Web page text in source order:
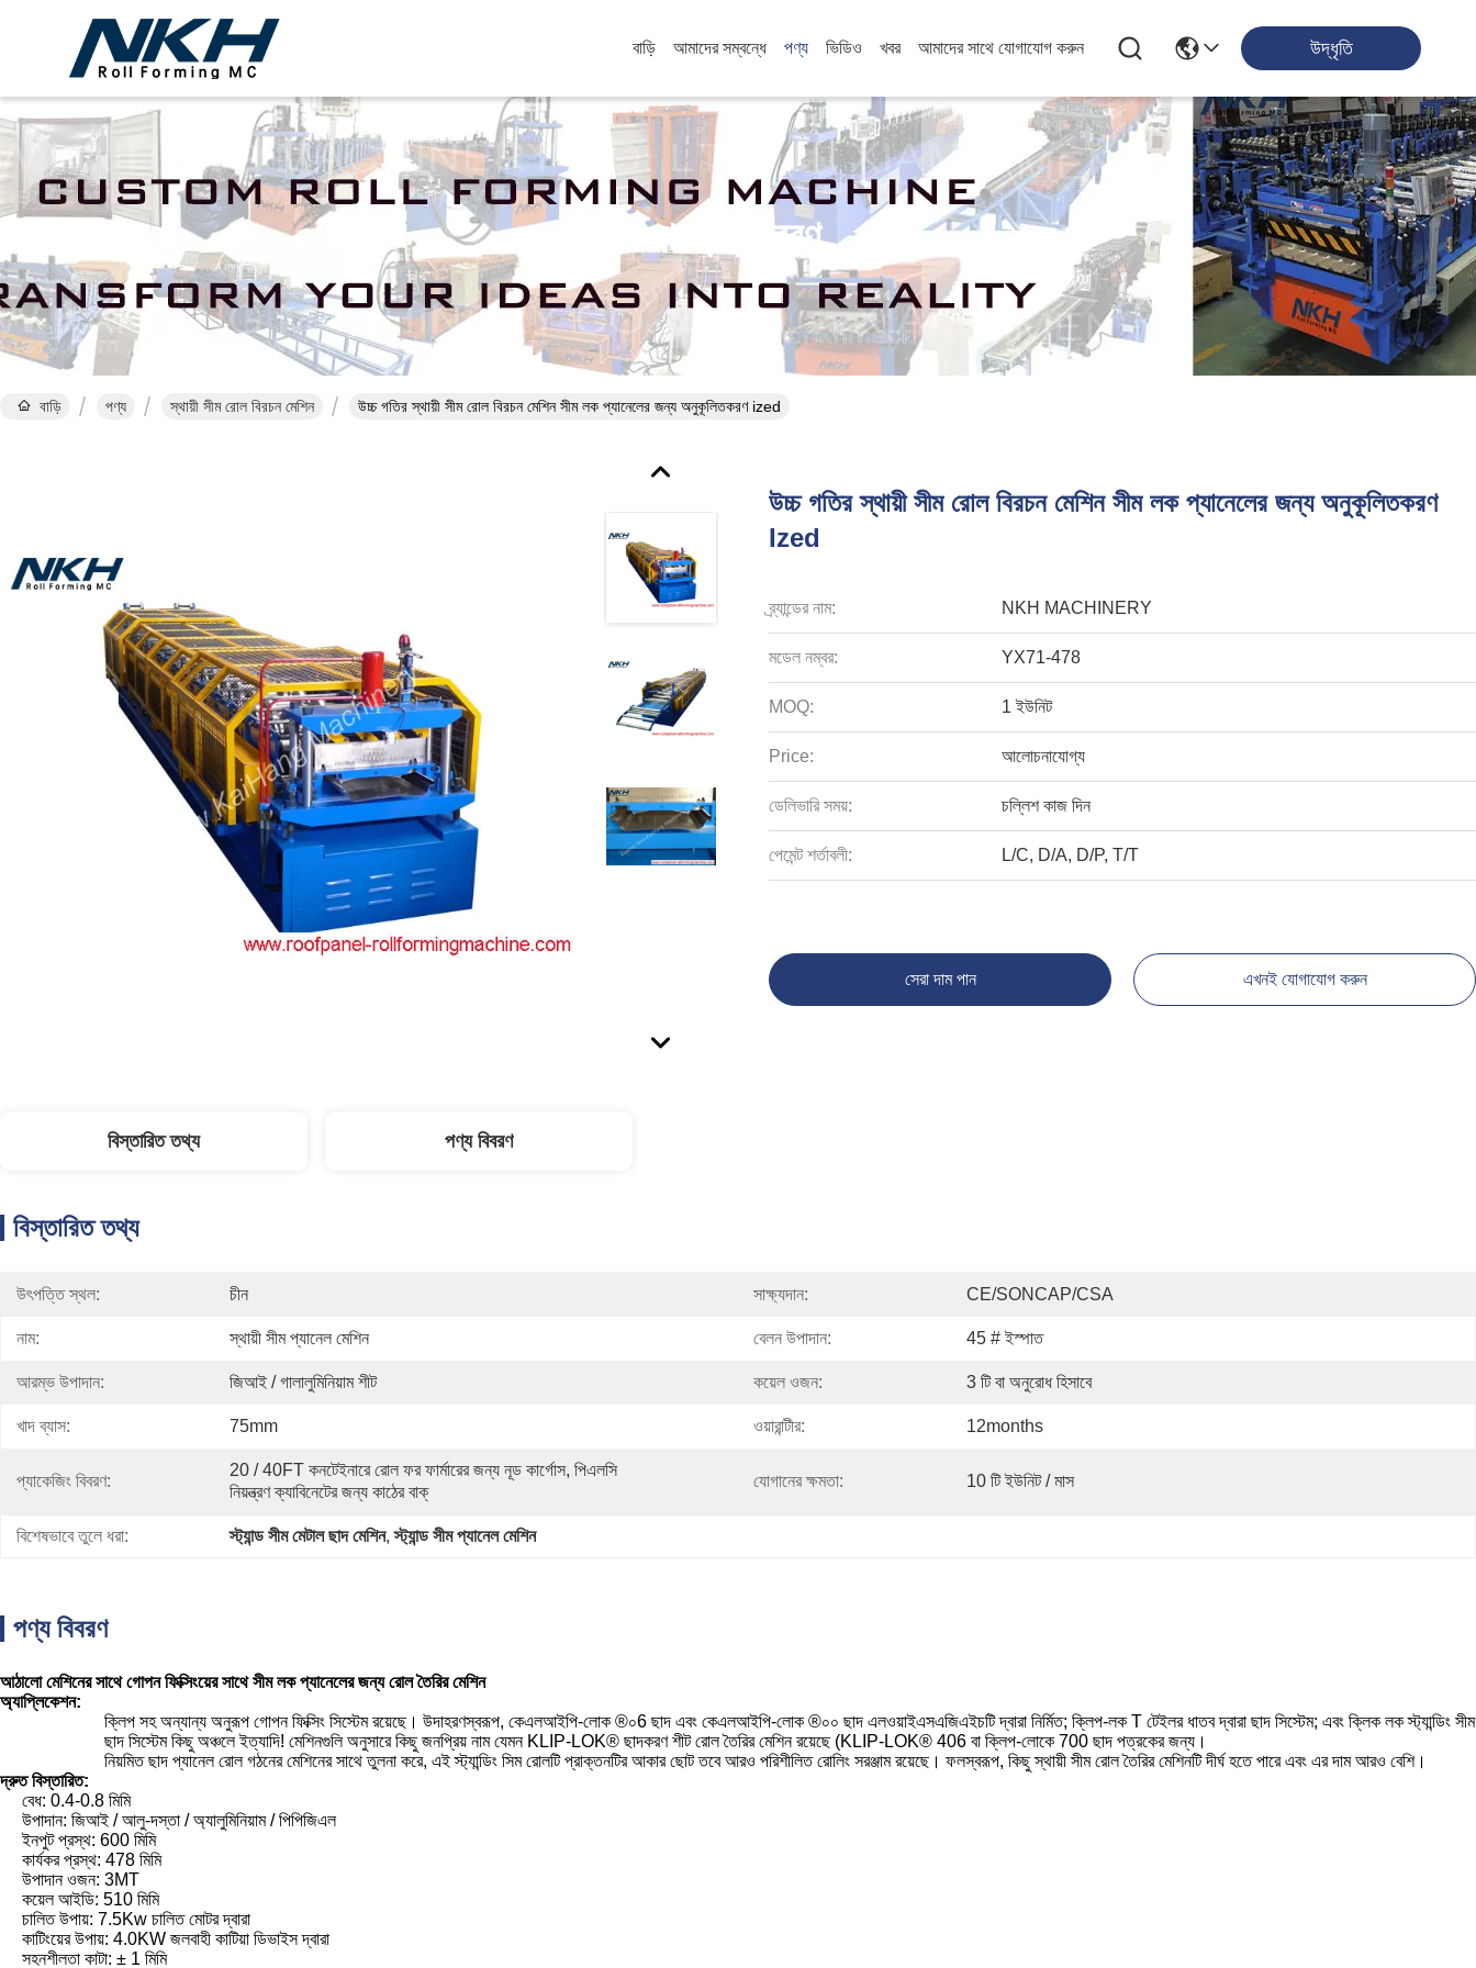
বাড়ি আমাদের সম্বন্ধে পণ্য ভিডিও খবর আমাদের সাথে যোগাযোগ করুন উদ্ধৃতি
পণ্যের বিবরণ
বাড়ি পণ্য স্থায়ী সীম রোল বিরচন মেশিন উচ্চ গতির স্থায়ী সীম রোল বিরচন মেশিন সীম লক প্যানেলের জন্য অনুকূলিতকরণ ized
উচ্চ গতির স্থায়ী সীম রোল বিরচন মেশিন সীম লক প্যানেলের জন্য অনুকূলিতকরণ
Ized
ব্র্যান্ডের নাম: NKH MACHINERY
মডেল নম্বর: YX71-478
MOQ: 1 ইউনিট
Price: আলোচনাযোগ্য
ডেলিভারি সময়: চল্লিশ কাজ দিন
পেমেন্ট শর্তাবলী: L/C, D/A, D/P, T/T
সেরা দাম পান এখনই যোগাযোগ করুন
বিস্তারিত তথ্য পণ্য বিবরণ
বিস্তারিত তথ্য
উৎপত্তি স্থল: চীন সাক্ষ্যদান: CE/SONCAP/CSA
নাম: স্থায়ী সীম প্যানেল মেশিন বেলন উপাদান: 45 # ইস্পাত
আরম্ভ উপাদান: জিআই / গালালুমিনিয়াম শীট কয়েল ওজন: 3 টি বা অনুরোধ হিসাবে
খাদ ব্যাস: 75mm ওয়ারান্টীর: 12months
প্যাকেজিং বিবরণ:
20 / 40FT কনটেইনারে রোল ফর ফার্মারের জন্য নূড কার্গোস, পিএলসি
নিয়ন্ত্রণ ক্যাবিনেটের জন্য কাঠের বাক্
যোগানের ক্ষমতা: 10 টি ইউনিট / মাস
বিশেষভাবে তুলে ধরা: স্ট্যান্ড সীম মেটাল ছাদ মেশিন, স্ট্যান্ড সীম প্যানেল মেশিন
পণ্য বিবরণ
আঠালো মেশিনের সাথে গোপন ফিক্সিংয়ের সাথে সীম লক প্যানেলের জন্য রোল তৈরির মেশিন
অ্যাপ্লিকেশন:
ক্লিপ সহ অন্যান্য অনুরূপ গোপন ফিক্সিং সিস্টেম রয়েছে। উদাহরণস্বরূপ, কেএলআইপি-লোক ®০6 ছাদ এবং কেএলআইপি-লোক ®০০ ছাদ এলওয়াইএসএজিএইচটি দ্বারা নির্মিত; ক্লিপ-লক T টেইলর ধাতব দ্বারা ছাদ সিস্টেম; এবং ক্লিক লক স্ট্যান্ডিং সীম
ছাদ সিস্টেম কিছু অঞ্চলে ইত্যাদি! মেশিনগুলি অনুসারে কিছু জনপ্রিয় নাম যেমন KLIP-LOK® ছাদকরণ শীট রোল তৈরির মেশিন রয়েছে (KLIP-LOK® 406 বা ক্লিপ-লোকে 700 ছাদ পত্রকের জন্য।
নিয়মিত ছাদ প্যানেল রোল গঠনের মেশিনের সাথে তুলনা করে, এই স্ট্যান্ডিং সিম রোলটি প্রাক্তনটির আকার ছোট তবে আরও পরিশীলিত রোলিং সরঞ্জাম রয়েছে। ফলস্বরূপ, কিছু স্থায়ী সীম রোল তৈরির মেশিনটি দীর্ঘ হতে পারে এবং এর দাম আরও বেশি।
দ্রুত বিস্তারিত:
বেধ: 0.4-0.8 মিমি
উপাদান: জিআই / আলু-দস্তা / অ্যালুমিনিয়াম / পিপিজিএল
ইনপুট প্রস্থ: 600 মিমি
কার্যকর প্রস্থ: 478 মিমি
উপাদান ওজন: 3MT
কয়েল আইডি: 510 মিমি
চালিত উপায়: 7.5Kw চালিত মোটর দ্বারা
কাটিংয়ের উপায়: 4.0KW জলবাহী কাটিয়া ডিভাইস দ্বারা
সহনশীলতা কাটা: ± 1 মিমি